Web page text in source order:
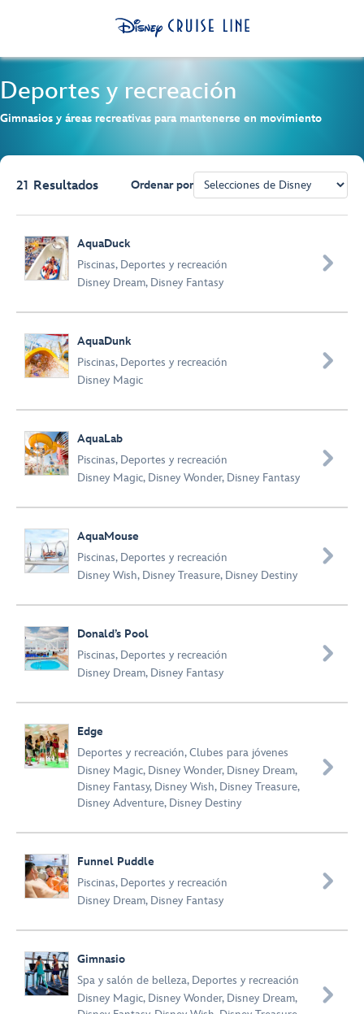
Deportes y recreación
Gimnasios y áreas recreativas para mantenerse en movimiento
21 Resultados Ordenar por
AquaDuck
Piscinas, Deportes y recreación
Disney Dream, Disney Fantasy

AquaDunk
Piscinas, Deportes y recreación
Disney Magic

AquaLab
Piscinas, Deportes y recreación
Disney Magic, Disney Wonder, Disney Fantasy

AquaMouse
Piscinas, Deportes y recreación
Disney Wish, Disney Treasure, Disney Destiny

Donald’s Pool
Piscinas, Deportes y recreación
Disney Dream, Disney Fantasy

Edge
Deportes y recreación,Clubes para jóvenes
Disney Magic, Disney Wonder, Disney Dream,
Disney Fantasy, Disney Wish, Disney Treasure,
Disney Adventure, Disney Destiny

Funnel Puddle
Piscinas, Deportes y recreación
Disney Dream, Disney Fantasy

Gimnasio
Spa y salón de belleza, Deportes y recreación
Disney Magic, Disney Wonder, Disney Dream,
